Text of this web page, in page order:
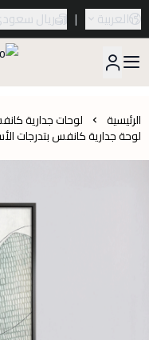
العربية | ريال
الرئيسية لوحات جدارية
لوحة جدارية كانفس بتدرجات